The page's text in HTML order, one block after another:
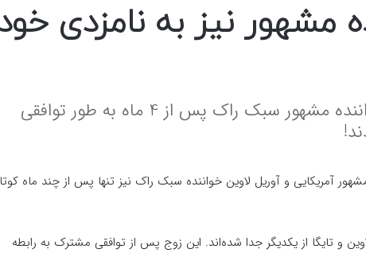
مشهور نیز به نامزدی
تایگا و آوریل لاوین خانم خواننده مشهور سبک راک پس از 4 ماه به طور توافقی
آمریکایی و آوریل لاوین خواننده سبک راک نیز تنها پس از چند ماه
و تایگا از یکدیگر جدا شده‌اند. این زوج پس از توافقی مشترک به رابطه